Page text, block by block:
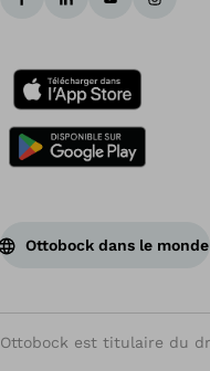
Ottobock dans le monde
Ottobock est titulaire du